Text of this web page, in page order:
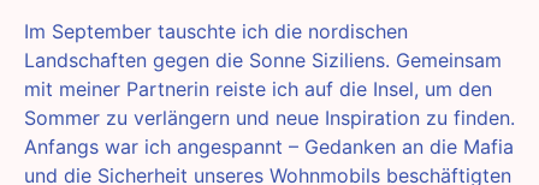
Im September tauschte ich die nordischen
Landschaften gegen die Sonne Siziliens. Gemeinsam
mit meiner Partnerin reiste ich auf die Insel, um den
Sommer zu verlängern und neue Inspiration zu finden.
Anfangs war ich angespannt – Gedanken an die Mafia
und die Sicherheit unseres Wohnmobils beschäftigten